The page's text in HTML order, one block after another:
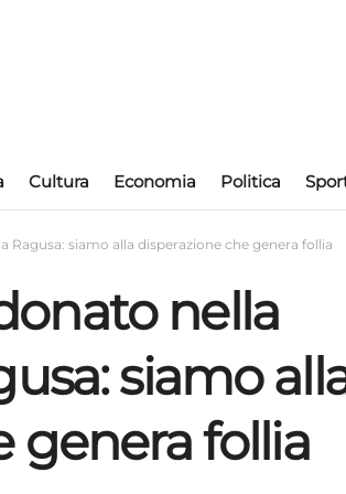
Cultura Economia Politica
siamo alla disperazione che genera follia
nella
siamo
genera follia